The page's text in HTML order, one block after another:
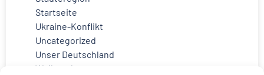
Startseite
Ukraine-Konflikt
Uncategorized
Unser Deutschland
Weihnachten